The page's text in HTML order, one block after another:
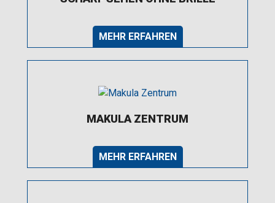
MEHR ERFAHREN
MAKULA ZENTRUM
MEHR ERFAHREN